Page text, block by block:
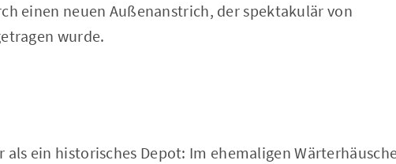
einen neuen Außenanstrich, der spektakulär von
wurde.
ein historisches Depot: Im ehemaligen